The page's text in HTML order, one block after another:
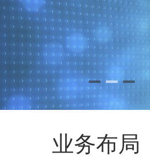
业务布局